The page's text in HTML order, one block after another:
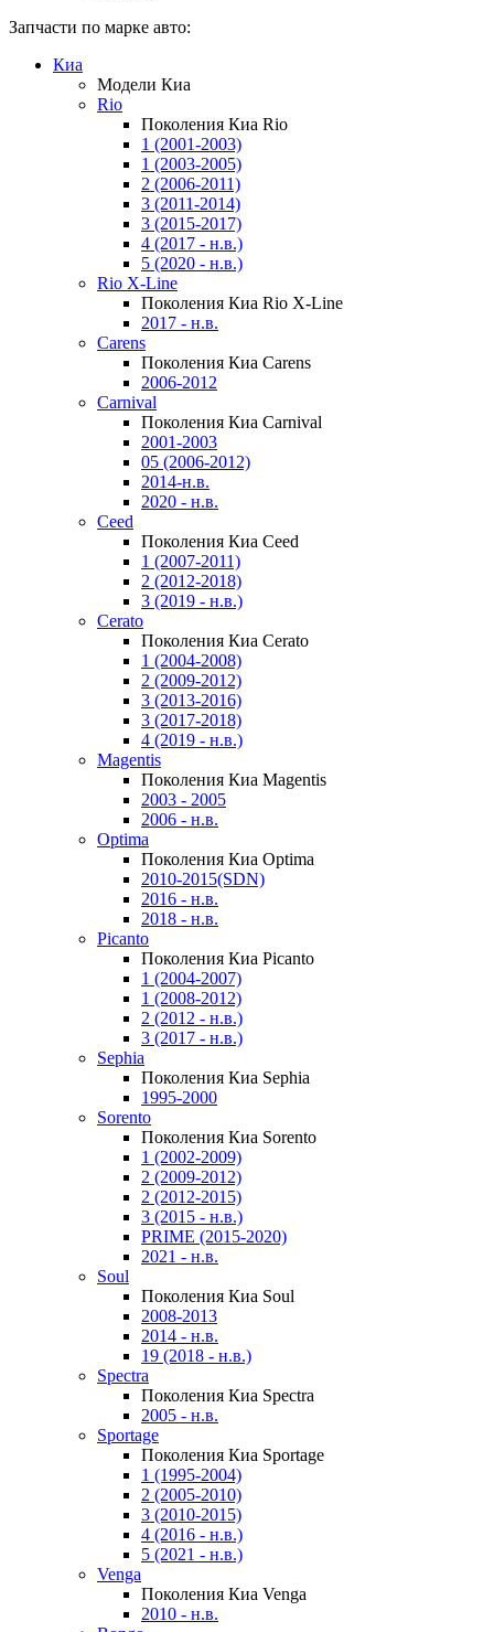
Запчасти по марке авто:
Киа
Модели Киа
Rio
Поколения Киа Rio
1 (2001-2003)
1 (2003-2005)
2 (2006-2011)
3 (2011-2014)
3 (2015-2017)
4 (2017 - н.в.)
5 (2020 - н.в.)
Rio X-Line
Поколения Киа Rio X-Line
2017 - н.в.
Carens
Поколения Киа Carens
2006-2012
Carnival
Поколения Киа Carnival
2001-2003
05 (2006-2012)
2014-н.в.
2020 - н.в.
Ceed
Поколения Киа Ceed
1 (2007-2011)
2 (2012-2018)
3 (2019 - н.в.)
Cerato
Поколения Киа Cerato
1 (2004-2008)
2 (2009-2012)
3 (2013-2016)
3 (2017-2018)
4 (2019 - н.в.)
Magentis
Поколения Киа Magentis
2003 - 2005
2006 - н.в.
Optima
Поколения Киа Optima
2010-2015(SDN)
2016 - н.в.
2018 - н.в.
Picanto
Поколения Киа Picanto
1 (2004-2007)
1 (2008-2012)
2 (2012 - н.в.)
3 (2017 - н.в.)
Sephia
Поколения Киа Sephia
1995-2000
Sorento
Поколения Киа Sorento
1 (2002-2009)
2 (2009-2012)
2 (2012-2015)
3 (2015 - н.в.)
PRIME (2015-2020)
2021 - н.в.
Soul
Поколения Киа Soul
2008-2013
2014 - н.в.
19 (2018 - н.в.)
Spectra
Поколения Киа Spectra
2005 - н.в.
Sportage
Поколения Киа Sportage
1 (1995-2004)
2 (2005-2010)
3 (2010-2015)
4 (2016 - н.в.)
5 (2021 - н.в.)
Venga
Поколения Киа Venga
2010 - н.в.